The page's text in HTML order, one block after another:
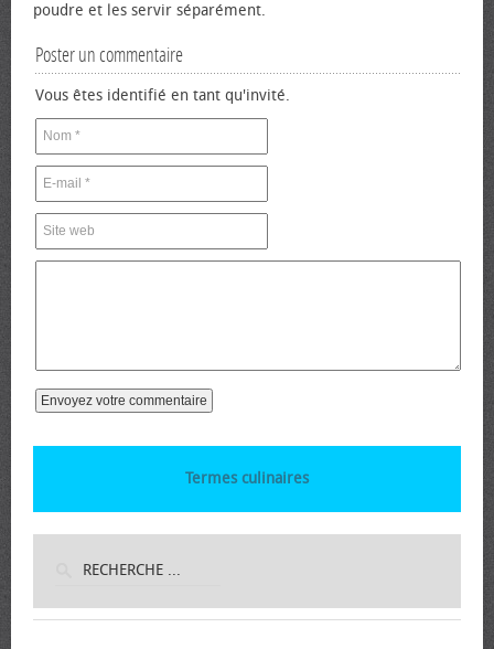
poudre et les servir séparément.
Poster un commentaire
Vous êtes identifié en tant qu'invité.
Termes culinaires